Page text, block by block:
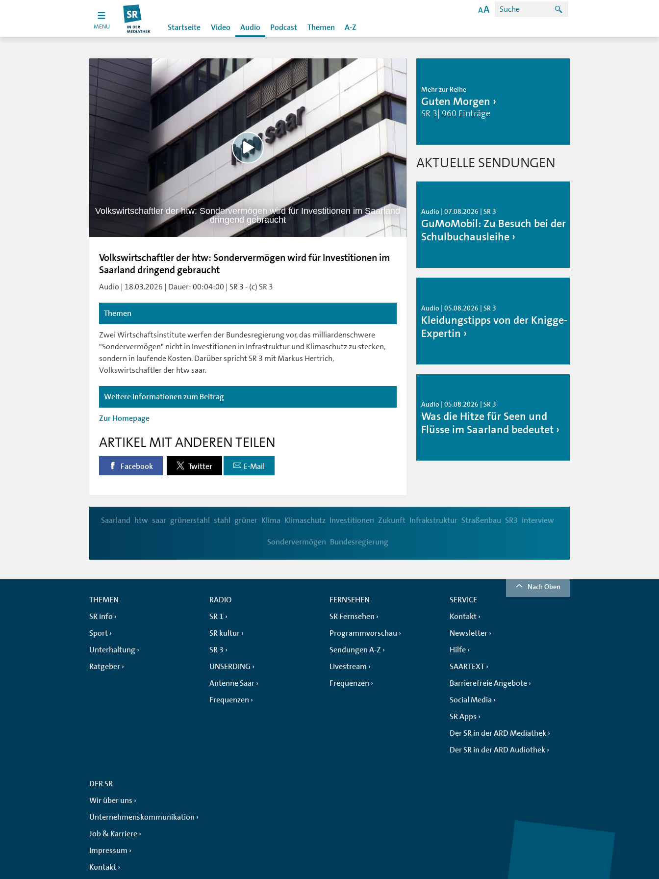
MENU Startseite Video Audio Podcast Themen A-Z
Volkswirtschaftler der htw: Sondervermögen wird für Investitionen im Saarland
dringend gebraucht
Volkswirtschaftler der htw: Sondervermögen wird für Investitionen im
Saarland dringend gebraucht
Audio | 18.03.2026 | Dauer: 00:04:00 | SR 3 - (c) SR 3
Themen
Zwei Wirtschaftsinstitute werfen der Bundesregierung vor, das milliardenschwere
"Sondervermögen" nicht in Investitionen in Infrastruktur und Klimaschutz zu stecken,
sondern in laufende Kosten. Darüber spricht SR 3 mit Markus Hertrich,
Volkswirtschaftler der htw saar.
Weitere Informationen zum Beitrag
Zur Homepage
ARTIKEL MIT ANDEREN TEILEN
Facebook Twitter E-Mail
Mehr zur Reihe
Guten Morgen
SR 3| 960 Einträge
AKTUELLE SENDUNGEN
Audio | 07.08.2026 | SR 3
GuMoMobil: Zu Besuch bei der
Schulbuchausleihe
Audio | 05.08.2026 | SR 3
Kleidungstipps von der Knigge-
Expertin
Audio | 05.08.2026 | SR 3
Was die Hitze für Seen und
Flüsse im Saarland bedeutet
Saarland htw saar grünerstahl stahl grüner Klima Klimaschutz Investitionen Zukunft Infrakstruktur Straßenbau SR3 interview
Sondervermögen Bundesregierung
Nach Oben
THEMEN
SR info
Sport
Unterhaltung
Ratgeber
RADIO
SR 1
SR kultur
SR 3
UNSERDING
Antenne Saar
Frequenzen
FERNSEHEN
SR Fernsehen
Programmvorschau
Sendungen A-Z
Livestream
Frequenzen
SERVICE
Kontakt
Newsletter
Hilfe
SAARTEXT
Barrierefreie Angebote
Social Media
SR Apps
Der SR in der ARD Mediathek
Der SR in der ARD Audiothek
DER SR
Wir über uns
Unternehmenskommunikation
Job & Karriere
Impressum
Kontakt